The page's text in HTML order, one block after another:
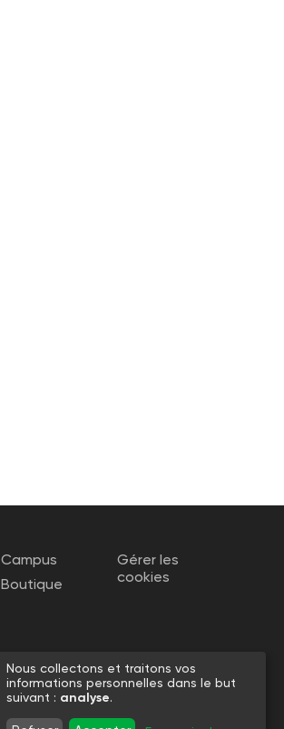
Campus
Boutique
Gérer les
cookies
Nous collectons et traitons vos
informations personnelles dans le but
suivant : analyse.